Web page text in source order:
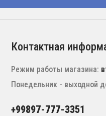
Контактная
Режим работы магазина:
Понедельник - выходной
+99897-777-3351